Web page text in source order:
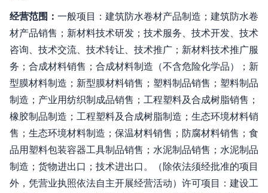
经营范围： 一般项目：建筑防水卷材产品制造；建筑防水卷
材产品销售；新材料技术研发；技术服务、技术开发、技术
咨询、技术交流、技术转让、技术推广；新材料技术推广服
务；合成材料销售；合成材料制造（不含危险化学品）；新
型膜材料制造；新型膜材料销售；塑料制品销售；塑料制品
制造；产业用纺织制成品销售；工程塑料及合成树脂销售；
橡胶制品制造；工程塑料及合成树脂制造；生态环境材料销
售；生态环境材料制造；保温材料销售；防腐材料销售；食
品用塑料包装容器工具制品销售；水泥制品销售；水泥制品
制造；货物进出口；技术进出口。（除依法须经批准的项目
外，凭营业执照依法自主开展经营活动）许可项目：建设工